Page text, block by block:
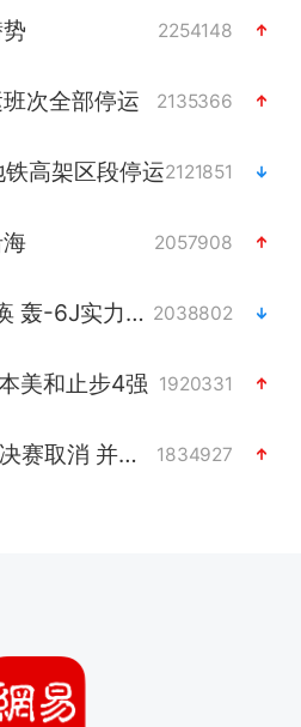
2254148
次全部停运 2135366
高架区段停运2121851
2057908
1枚就能让航母瘫痪 轰-6J实力有多强 2038802
美和止步4强 1920331
国足U17与阿森纳决赛取消 并列冠军 1834927